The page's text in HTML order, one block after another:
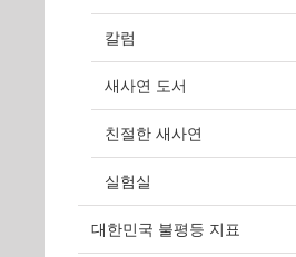
칼럼
새사연 도서
친절한 새사연
실험실
대한민국 불평등 지표